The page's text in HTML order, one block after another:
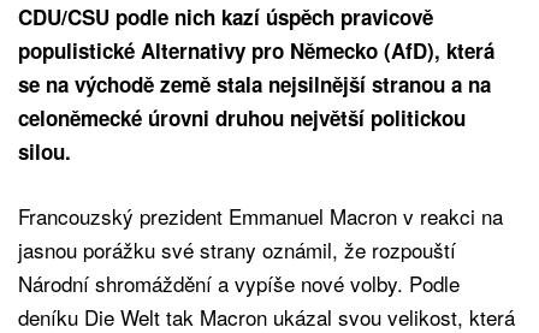
CDU/CSU podle nich kazí úspěch pravicově
populistické Alternativy pro Německo (AfD), která
se na východě země stala nejsilnější stranou a na
celoněmecké úrovni druhou největší politickou
silou.
Francouzský prezident Emmanuel Macron v reakci na
jasnou porážku své strany oznámil, že rozpouští
Národní shromáždění a vypíše nové volby. Podle
deníku Die Welt tak Macron ukázal svou velikost, která